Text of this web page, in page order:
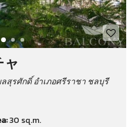
บลสุรศักดิ์ อำเภอศรีราชา ชลบุรี
30 sq.m.